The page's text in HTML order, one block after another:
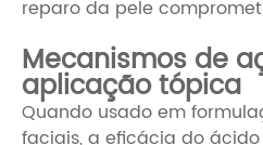
reparo da pele
Mecanismos de
aplicação tópica
Quando usado em
faciais, a eficácia do